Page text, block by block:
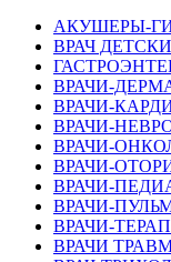
АКУШЕРЫ-
ВРАЧ
ВРАЧИ-
ВРАЧИ-
ВРАЧИ-
ВРАЧИ-
ВРАЧИ-
ВРАЧИ-
ВРАЧИ-
ВРАЧИ-
ВРАЧИ